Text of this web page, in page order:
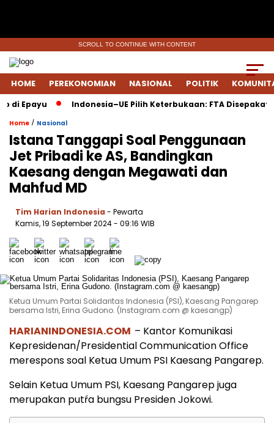
SCROLL TO CONTINUE WITH CONTENT
HOME PEREKONOMIAN NASIONAL POLITIK
Indonesia–UE Pilih Keterbukaan: FTA Disepakati
Home / Nasional
Istana Tanggapi Soal Penggunaan
Jet Pribadi ke AS, Bandingkan
Kaesang dengan Megawati dan
Mahfud MD
Tim Harian Indonesia - Pewarta
Kamis, 19 September 2024- 09:16 WIB
Ketua Umum Partai Solidaritas Indonesia (PSI), Kaesang Pangarep
bersama Istri, Erina Gudono. (Instagram.com @ kaesangp)
HARIANINDONESIA.COM – Kantor Komunikasi
Kepresidenan/Presidential Communication Office
merespons soal Ketua Umum PSI Kaesang Pangarep.
Selain Ketua Umum PSI, Kaesang Pangarep juga
merupakan putŕa bungsu Presiden Jokowi.